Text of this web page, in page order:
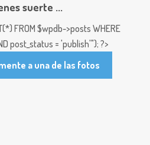
suerte ...
FROM $wpdb->posts WHERE
post_status = 'publish'"); ?>
a una de las fotos